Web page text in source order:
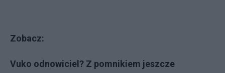
Zobacz:
Vuko odnowiciel? Z pomnikiem jeszcze